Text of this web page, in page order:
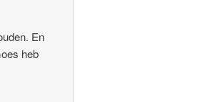
En
heb